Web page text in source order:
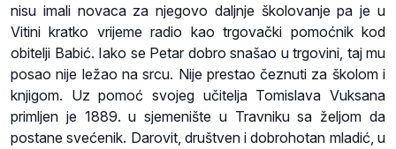
nisu imali novaca za njegovo daljnje školovanje pa je u
Vitini kratko vrijeme radio kao trgovački pomoćnik kod
obitelji Babić. Iako se Petar dobro snašao u trgovini, taj mu
posao nije ležao na srcu. Nije prestao čeznuti za školom i
knjigom. Uz pomoć svojeg učitelja Tomislava Vuksana
primljen je 1889. u sjemenište u Travniku sa željom da
postane svećenik. Darovit, društven i dobrohotan mladić, u